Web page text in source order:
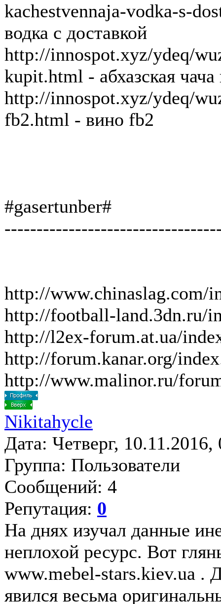
kachestvennaja-vodka-s-
водка с доставкой
http://innospot.xyz/ydeq/
kupit.html - абхазская чача
http://innospot.xyz/ydeq/
fb2.html - вино fb2
#gasertunber#
http://www.chinaslag.com/
http://football-land.3dn.ru/
http://l2ex-forum.at.ua/
http://forum.kanar.org/
http://www.malinor.ru/
Nikitahycle
Дата: Четверг,
Группа: Пользователи
Сообщений: 4
Репутация: 0
На днях изучал данные
неплохой ресурс. Вот
www.mebel-stars.kiev.ua .
явился весьма